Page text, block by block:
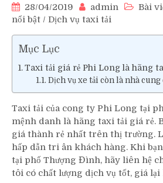
28/04/2019 admin Bài
nổi bật / Dịch vụ taxi tải
Mục Lục
Taxi tải giá rẻ Phi Long là hãng
Dịch vụ xe tải còn là nhà
Taxi tải của cong ty Phi Long tại
mệnh danh là hãng taxi tải giá rẻ.
giá thành rẻ nhất trên thị trường.
hấp dẫn tri ân khách hàng. Khi
tại phố Thượng Đình, hãy liên hệ
tôi có chất lượng dịch vụ tốt, giá lại